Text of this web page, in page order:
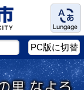
Language
PC版に切替